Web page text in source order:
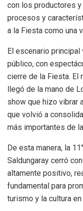
con los productores
procesos y
a la Fiesta como una
El escenario principal
público, con
cierre de la Fiesta. El
llegó de la mano de
show que hizo vibrar
que volvió a
más importantes de
De esta manera, la
Saldungaray cerró
altamente positivo,
fundamental para
turismo y la cultura